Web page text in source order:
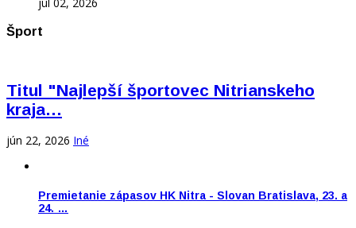
júl 02, 2026
Šport
Titul "Najlepší športovec Nitrianskeho
kraja…
jún 22, 2026 Iné
Premietanie zápasov HK Nitra - Slovan Bratislava, 23. a
24. …